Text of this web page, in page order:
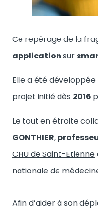
Ce repérage de la
applicationsur
Elle a été
projet initié dès 2016
Le tout en étroite
GONTHIER,
CHU de Saint-Etienne
nationale de
Afin d’aider à son